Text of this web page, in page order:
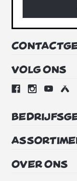
VOLG ONS
OVER ONS